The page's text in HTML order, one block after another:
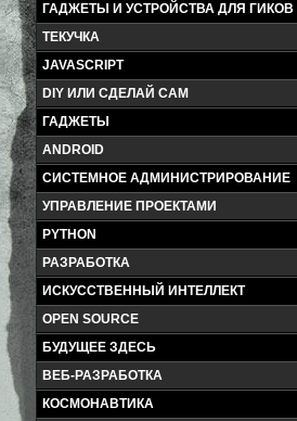
ГАДЖЕТЫ И УСТРОЙСТВА ДЛЯ ГИКОВ
ТЕКУЧКА
JAVASCRIPT
DIY ИЛИ СДЕЛАЙ САМ
ГАДЖЕТЫ
ANDROID
СИСТЕМНОЕ АДМИНИСТРИРОВАНИЕ
УПРАВЛЕНИЕ ПРОЕКТАМИ
PYTHON
РАЗРАБОТКА
ИСКУССТВЕННЫЙ ИНТЕЛЛЕКТ
OPEN SOURCE
БУДУЩЕЕ ЗДЕСЬ
ВЕБ-РАЗРАБОТКА
КОСМОНАВТИКА